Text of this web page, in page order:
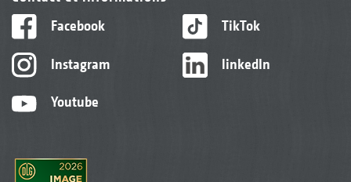
Facebook
Instagram
Youtube
TikTok
linkedIn